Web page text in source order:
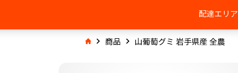
配達エリア
商品 山葡萄グミ 岩手県産 全農